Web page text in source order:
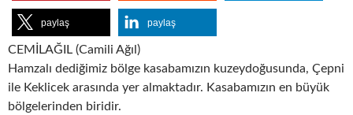
paylaş paylaş
CEMİLAĞIL (Camili Ağıl)
Hamzalı dediğimiz bölge kasabamızın kuzeydoğusunda, Çepni
ile Keklicek arasında yer almaktadır. Kasabamızın en büyük
bölgelerinden biridir.